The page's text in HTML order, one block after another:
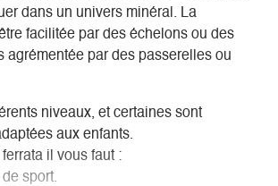
dans un univers minéral. La
facilitée par des échelons ou des
agrémentée par des passerelles ou
niveaux, et certaines sont
aux enfants.
il vous faut :
sport.